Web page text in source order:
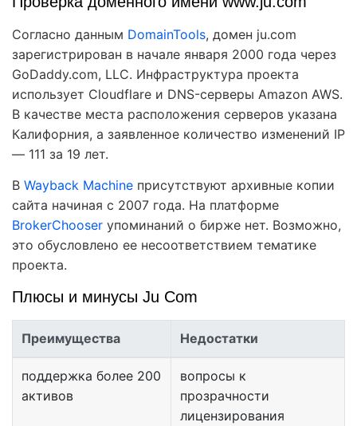
Согласно данным DomainTools, домен ju.com
зарегистрирован в начале января 2000 года через
GoDaddy.com, LLC. Инфраструктура проекта
использует Cloudflare и DNS-серверы Amazon AWS.
В качестве места расположения серверов указана
Калифорния, а заявленное количество изменений IP
— 111 за 19 лет.
В Wayback Machine присутствуют архивные копии
сайта начиная с 2007 года. На платформе
BrokerChooser упоминаний о бирже нет. Возможно,
это обусловлено ее несоответствием тематике
проекта.
Плюсы и минусы Ju Com
Преимущества Недостатки
поддержка более 200
активов
вопросы к
прозрачности
лицензирования